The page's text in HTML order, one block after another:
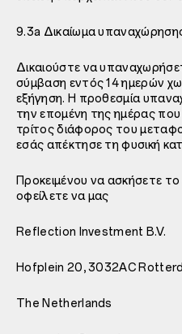
9.3a Δικαίωμα
Δικαιούστε να
σύμβαση εντός 14 ημερών
εξήγηση. Η προθεσμία
την επομένη της ημέρας
τρίτος διάφορος του
εσάς απέκτησε τη φυσική
Προκειμένου να ασκήσετε
οφείλετε να μας
Reflection Investment B.V.
Hofplein 20, 3032AC
The Netherlands